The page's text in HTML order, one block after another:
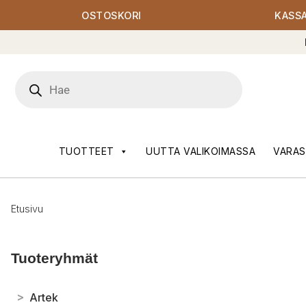
OSTOSKORI
search
TUOTTEET UUTTA VALIKOIMASSA
Etusivu
Tuoteryhmät
> Artek